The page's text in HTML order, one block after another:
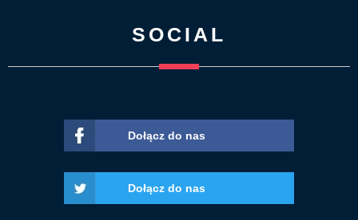
SOCIAL
Dołącz do nas
Dołącz do nas